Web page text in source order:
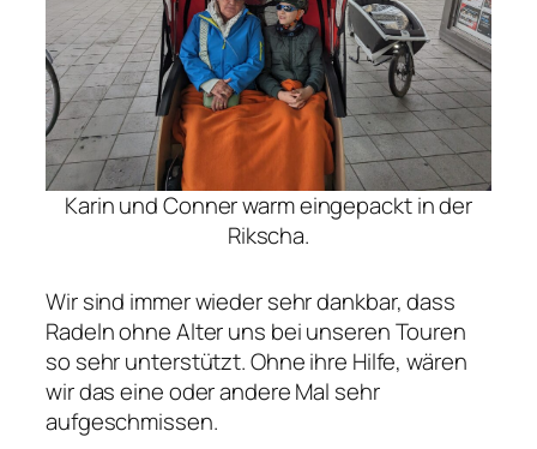
Karin und Conner warm eingepackt in der
Rikscha.
Wir sind immer wieder sehr dankbar, dass
Radeln ohne Alter uns bei unseren Touren
so sehr unterstützt. Ohne ihre Hilfe, wären
wir das eine oder andere Mal sehr
aufgeschmissen.